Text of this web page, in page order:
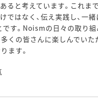
ると考えています。これま
はなく、伝え実践し、一緒
す。Noismの日々の取り組
くの皆さんに楽しんでいた
ます。